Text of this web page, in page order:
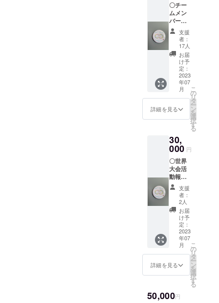
〇チー
ムメン
バーか
らのお
礼の
メール
〇世界
大会活
動報告
（メー
ルにて
PDF
ファイ
ルをお
送りし
〇チー
ムオリ
ジナル
缶バッ
ジ(
44mm
のチー
ムロゴ
入り缶
バッ
ジ
白 1個
支援
者：
17人
お届
け予
定：
2023
年07
月
詳細を見る
こ
の
リ
タ
ー
ン
を
選
択
す
る
30,
000 円
〇世界
大会活
動報告
＋チー
ムメン
バーか
ら心を
込めた
お礼状
〇チー
ムオリ
ジナル
缶バッ
ジ(
44mm
入り缶
支援
者：
2人
お届
け予
定：
2023
年07
月
詳細を見る
こ
の
リ
タ
ー
ン
を
選
択
す
る
50,000円